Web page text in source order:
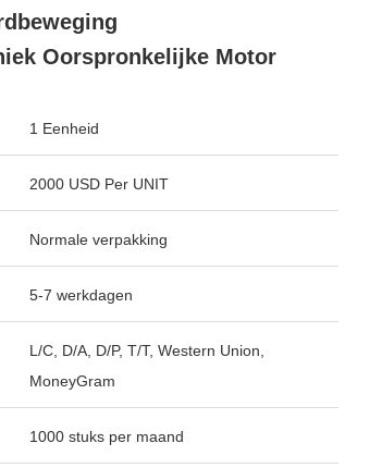
Oorspronkelijke Motor
1 Eenheid
2000 USD Per UNIT
Normale verpakking
5-7 werkdagen
L/C, D/A, D/P, T/T, Western Union,
MoneyGram
1000 stuks per maand